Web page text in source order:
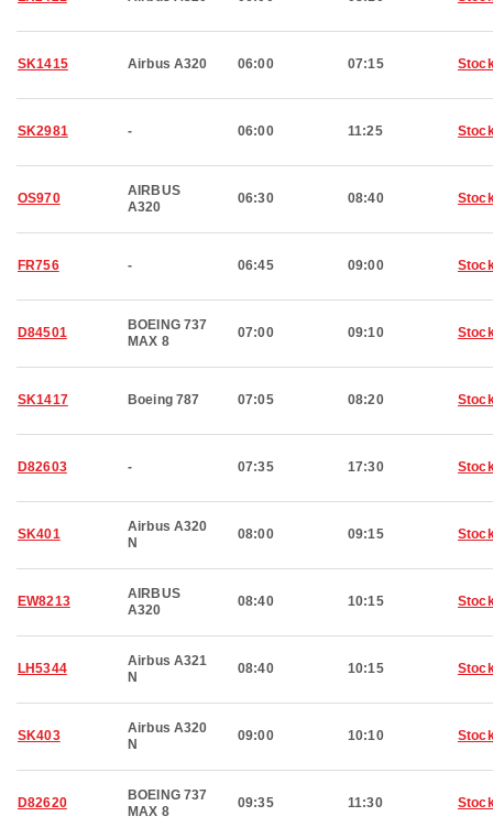
SK1415 Airbus A320 06:00 07:15
SK2981 - 06:00 11:25
OS970
AIRBUS
A320
06:30 08:40
FR756 - 06:45 09:00
D84501
BOEING 737
MAX 8
07:00 09:10
SK1417 Boeing 787 07:05 08:20
D82603 - 07:35 17:30
SK401
Airbus A320
N
08:00 09:15
EW8213
AIRBUS
A320
08:40 10:15
LH5344
Airbus A321
N
08:40 10:15
SK403
Airbus A320
N
09:00 10:10
D82620
BOEING 737
MAX 8
09:35 11:30